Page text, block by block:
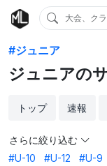
大会、ク
#ジュニア
ジュニアの
トップ 速報
さらに絞り込む
#U-10
#U-12 #U-9